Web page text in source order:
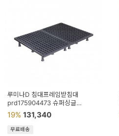
리
DIY
용
품
루미나D 침대프레임받침대
prd175904473 슈퍼싱글
매트깔판 침실 가구
19% 131,340
무료배송